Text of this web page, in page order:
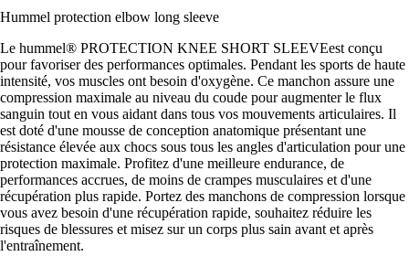
Hummel protection elbow long sleeve
Le hummel® PROTECTION KNEE SHORT SLEEVEest conçu
pour favoriser des performances optimales. Pendant les sports de haute
intensité, vos muscles ont besoin d'oxygène. Ce manchon assure une
compression maximale au niveau du coude pour augmenter le flux
sanguin tout en vous aidant dans tous vos mouvements articulaires. Il
est doté d'une mousse de conception anatomique présentant une
résistance élevée aux chocs sous tous les angles d'articulation pour une
protection maximale. Profitez d'une meilleure endurance, de
performances accrues, de moins de crampes musculaires et d'une
récupération plus rapide. Portez des manchons de compression lorsque
vous avez besoin d'une récupération rapide, souhaitez réduire les
risques de blessures et misez sur un corps plus sain avant et après
l'entraînement.